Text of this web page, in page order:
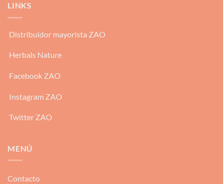
LINKS
Distribuidor mayorista ZAO
Herbals Nature
Facebook ZAO
Instagram ZAO
Twitter ZAO
MENÚ
Contacto